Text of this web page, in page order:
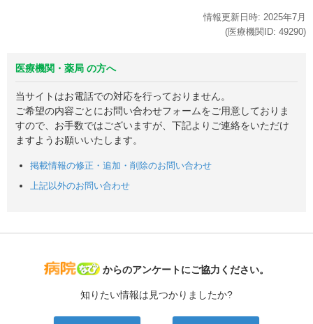
情報更新日時: 2025年7月
(医療機関ID: 49290)
医療機関・薬局 の方へ
当サイトはお電話での対応を行っておりません。
ご希望の内容ごとにお問い合わせフォームをご用意しておりま
すので、お手数ではございますが、下記よりご連絡をいただけ
ますようお願いいたします。
掲載情報の修正・追加・削除のお問い合わせ
上記以外のお問い合わせ
病院なび
からのアンケートにご協力ください。
知りたい情報は見つかりましたか?